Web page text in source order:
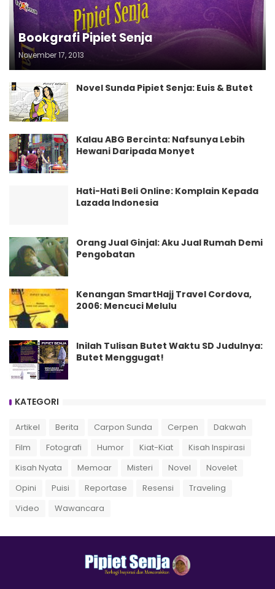
Bookgrafi Pipiet Senja
November 17, 2013
Novel Sunda Pipiet Senja: Euis & Butet
Kalau ABG Bercinta: Nafsunya Lebih
Hewani Daripada Monyet
Hati-Hati Beli Online: Komplain Kepada
Lazada Indonesia
Orang Jual Ginjal: Aku Jual Rumah Demi
Pengobatan
Kenangan SmartHajj Travel Cordova,
2006: Mencuci Melulu
Inilah Tulisan Butet Waktu SD Judulnya:
Butet Menggugat!
KATEGORI
Artikel Berita Carpon Sunda Cerpen
Dakwah
Film
Fotografi Humor Kiat-Kiat
Kisah Inspirasi
Kisah Nyata
Memoar Misteri Novel
Novelet
Opini
Puisi Reportase Resensi
Traveling
Video
Wawancara